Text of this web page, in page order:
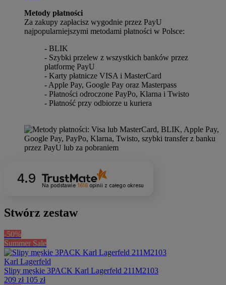
Metody płatności
Za zakupy zapłacisz wygodnie przez PayU
najpopularniejszymi metodami płatności w Polsce:
- BLIK
- Szybki przelew z wszystkich banków przez
platformę PayU
- Karty płatnicze VISA i MasterCard
- Apple Pay, Google Pay oraz Masterpass
- Płatności odroczone PayPo, Klarna i Twisto
- Płatność przy odbiorze u kuriera
4.9
Na podstawie 1616opinii z całego okresu
Stwórz zestaw
-50%
Summer Sale
Karl Lagerfeld
Slipy męskie 3PACK Karl Lagerfeld 211M2103
209 zł 105 zł